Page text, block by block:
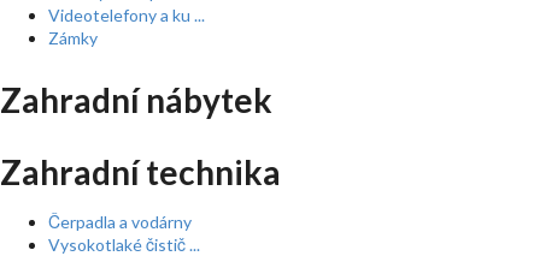
Videotelefony a ku ...
Zámky
Zahradní nábytek
Zahradní technika
Čerpadla a vodárny
Vysokotlaké čistič ...